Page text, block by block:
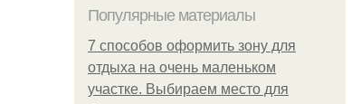
Популярные материалы
7 способов оформить зону для
отдыха на очень маленьком
участке. Выбираем место для